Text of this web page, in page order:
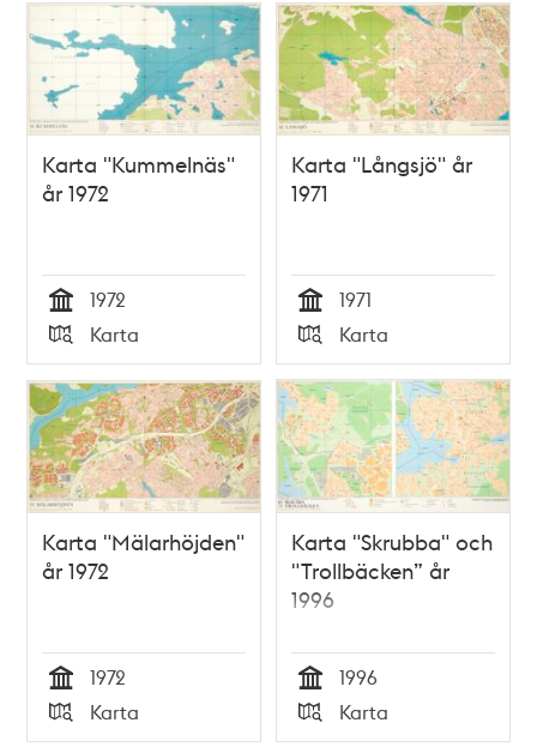
Karta "Kummelnäs"
år 1972
Tid
1972
Typ
Karta
Karta "Långsjö" år
1971
Tid
1971
Typ
Karta
Karta "Mälarhöjden"
år 1972
Tid
1972
Typ
Karta
Karta "Skrubba" och
"Trollbäcken” år
1996
Tid
1996
Typ
Karta